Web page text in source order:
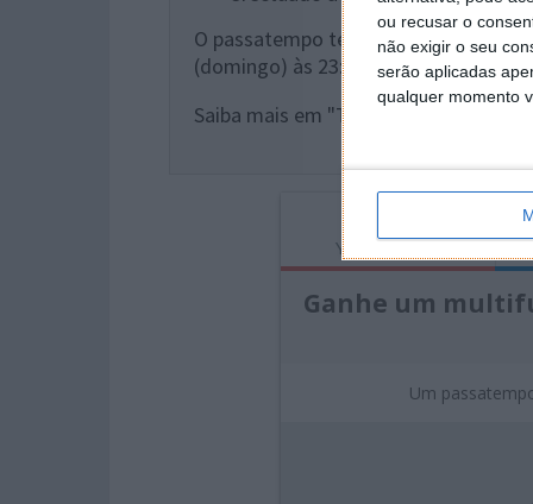
ou recusar o
não exigir o seu
serão aplicadas
qualquer momento
O passatempo tem início hoje, dia 3
(domingo) às 23:59.
Saiba mais em "Terms & Conditions".